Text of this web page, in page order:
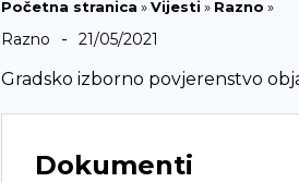
Početna stranica »Vijesti » Razno »
Razno - 21/05/2021
Gradsko izborno povjerenstvo
Dokumenti